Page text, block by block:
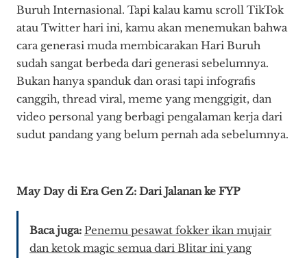
Buruh Internasional. Tapi kalau kamu scroll TikTok
atau Twitter hari ini, kamu akan menemukan bahwa
cara generasi muda membicarakan Hari Buruh
sudah sangat berbeda dari generasi sebelumnya.
Bukan hanya spanduk dan orasi tapi infografis
canggih, thread viral, meme yang menggigit, dan
video personal yang berbagi pengalaman kerja dari
sudut pandang yang belum pernah ada sebelumnya.
May Day di Era Gen Z: Dari Jalanan ke FYP
Baca juga: Penemu pesawat fokker ikan mujair
dan ketok magic semua dari Blitar ini yang